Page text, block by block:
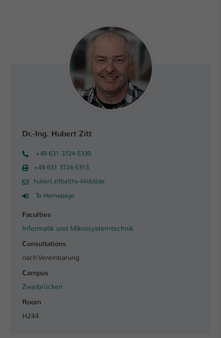
Dr.-Ing. Hubert Zitt
+49 631 3724-5330
+49 631 3724-5313
hubert.zitt(at)hs-kl(dot)de
To Homepage
Faculties
Informatik und Mikrosystemtechnik
Consultations
nach Vereinbarung
Campus
Zweibrücken
Room
H244